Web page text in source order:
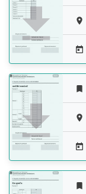
 





